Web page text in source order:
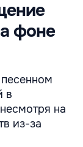
фоне
в
на
из-за